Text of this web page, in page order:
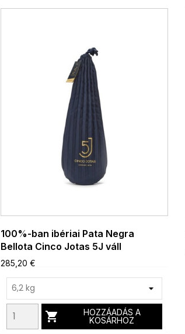
100%-ban ibériai Pata Negra
Bellota Cinco Jotas 5J váll
285,20 €

HOZZÁADÁS A
KOSÁRHOZ